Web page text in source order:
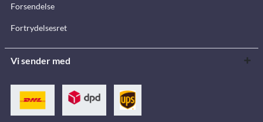
Forsendelse
Fortrydelsesret
Vi sender med